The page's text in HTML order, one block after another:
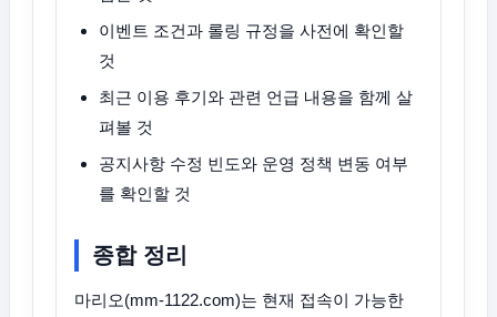
이벤트 조건과 롤링 규정을 사전에 확인할
것
최근 이용 후기와 관련 언급 내용을 함께 살
펴볼 것
공지사항 수정 빈도와 운영 정책 변동 여부
를 확인할 것
종합 정리
마리오(mm-1122.com)는 현재 접속이 가능한